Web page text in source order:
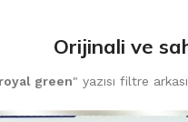
Orijinali ve
green" yazısı filtre